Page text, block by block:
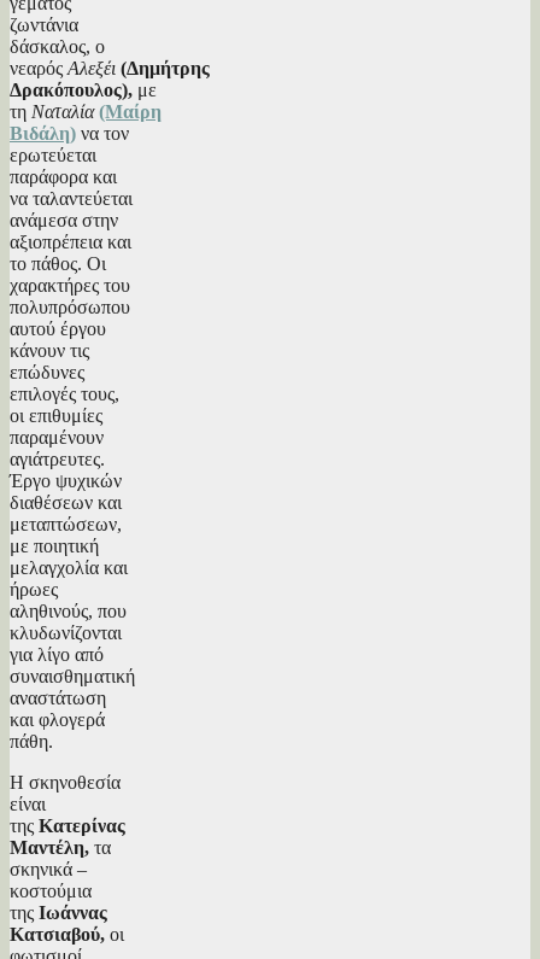
ζωντάνια
δάσκαλος, ο
νεαρός Αλεξέι (Δημήτρης
Δρακόπουλος), με
τη Ναταλία(Μαίρη
Βιδάλη) να τον
ερωτεύεται
παράφορα και
να ταλαντεύεται
ανάμεσα στην
αξιοπρέπεια και
το πάθος. Οι
χαρακτήρες του
πολυπρόσωπου
αυτού έργου
κάνουν τις
επώδυνες
επιλογές τους,
οι επιθυμίες
παραμένουν
αγιάτρευτες.
Έργο ψυχικών
διαθέσεων και
μεταπτώσεων,
με ποιητική
μελαγχολία και
ήρωες
αληθινούς, που
κλυδωνίζονται
για λίγο από
συναισθηματική
αναστάτωση
και φλογερά
πάθη.
Η σκηνοθεσία
είναι
της Κατερίνας
Μαντέλη, τα
σκηνικά –
κοστούμια
της Ιωάννας
Κατσιαβού, οι